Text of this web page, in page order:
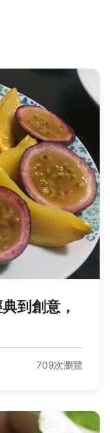
到創意，
709次瀏覽